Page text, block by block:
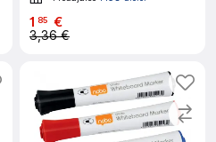
1 85 €
3,36 €